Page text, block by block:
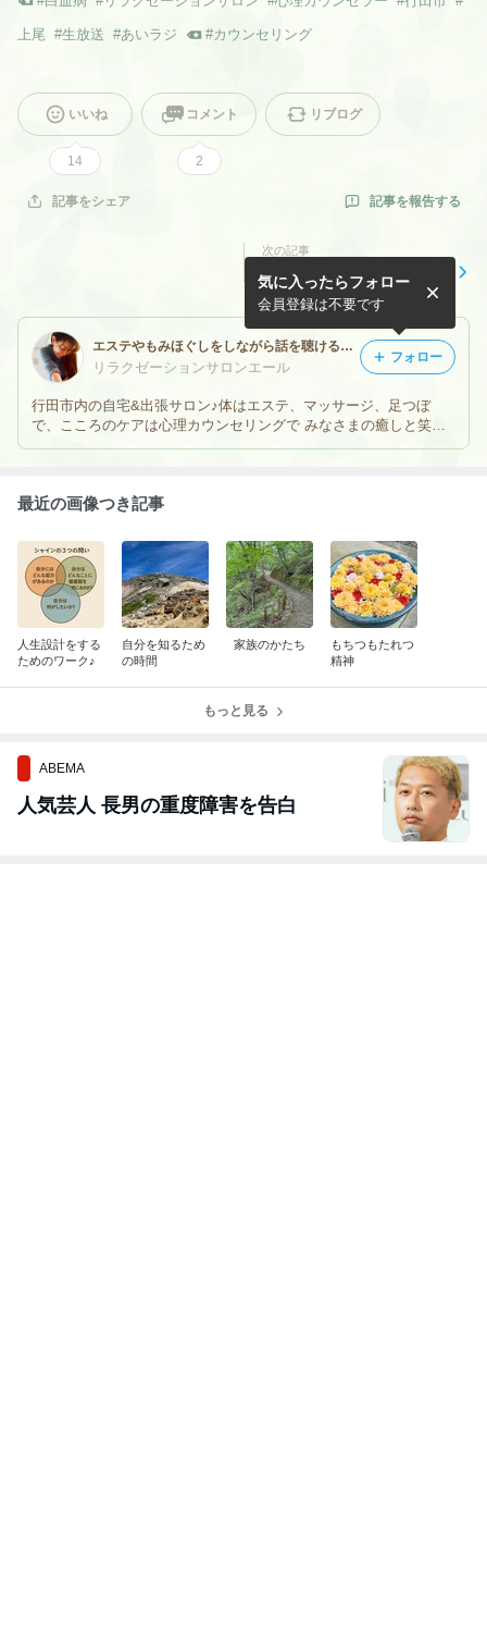
上尾 #生放送 #あいラジ #カウンセリング
いいね
14
コメント
2
リブログ
記事をシェア 記事を報告する
次の記事
人生設計をするためのワーク
♪
エステやもみほぐしをしながら話を聴ける心理カウンセラー♪行田市自宅&出張リラクゼーションサロンエール 山口久美のブログ
リラクゼーションサロンエール
行田市内の自宅&出張サロン♪体はエステ、マッサージ、足つぼ
で、こころのケアは心理カウンセリングで みなさまの癒しと笑顔
のお手伝い
気に入ったらフォロー
会員登録は不要です
フォロー
最近の画像つき記事
人生設計をする
ためのワーク♪
自分を知るため
の時間
家族のかたち
もちつもたれつ
精神
もっと見る
ABEMA
人気芸人 長男の重度障害を告白